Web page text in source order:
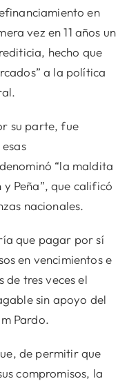
en
vez en 11 años un
hecho que
a la política
su parte, fue
“la maldita
Peña”, que calificó
nacionales.
que pagar por sí
en vencimientos e
de tres veces el
sin apoyo del
Pardo.
de permitir que
compromisos, la